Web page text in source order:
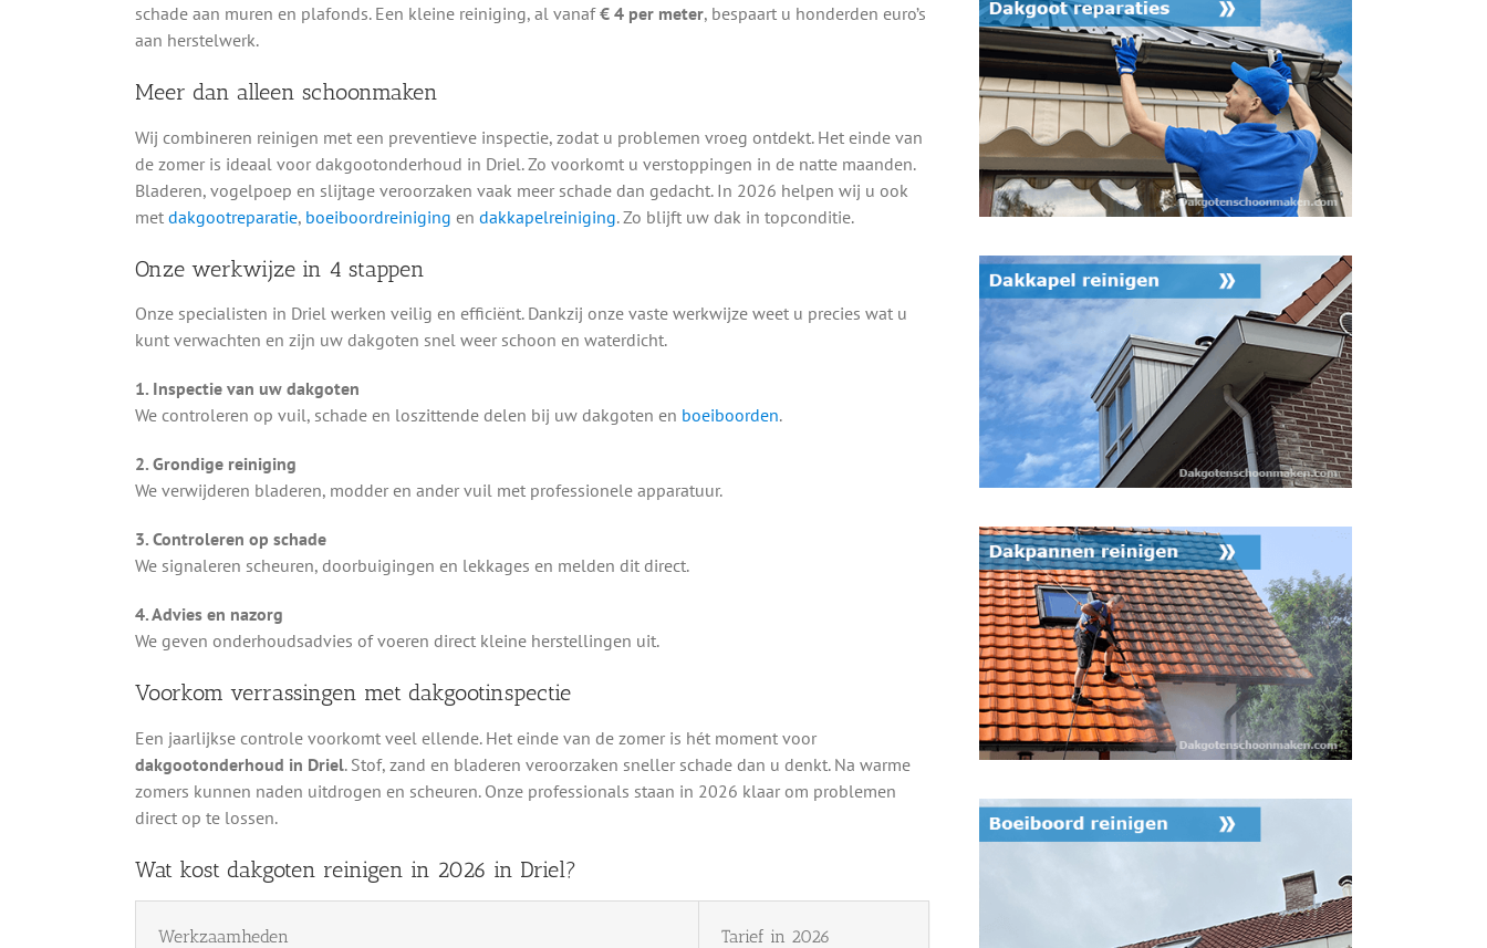
schade aan muren en plafonds. Een kleine reiniging, al vanaf€ 4 per meter, bespaart u honderden euro’s
aan herstelwerk.
Meer dan alleen schoonmaken
Wij combineren reinigen met een preventieve inspectie, zodat u problemen vroeg ontdekt. Het einde van
de zomer is ideaal voor dakgootonderhoud in Driel. Zo voorkomt u verstoppingen in de natte maanden.
Bladeren, vogelpoep en slijtage veroorzaken vaak meer schade dan gedacht. In 2026 helpen wij u ook
met dakgootreparatie, boeiboordreiniging en dakkapelreiniging. Zo blijft uw dak in topconditie.
Onze werkwijze in 4 stappen
Onze specialisten in Driel werken veilig en efficiënt. Dankzij onze vaste werkwijze weet u precies wat u
kunt verwachten en zijn uw dakgoten snel weer schoon en waterdicht.
1. Inspectie van uw dakgoten
We controleren op vuil, schade en loszittende delen bij uw dakgoten en boeiboorden.
2. Grondige reiniging
We verwijderen bladeren, modder en ander vuil met professionele apparatuur.
3. Controleren op schade
We signaleren scheuren, doorbuigingen en lekkages en melden dit direct.
4. Advies en nazorg
We geven onderhoudsadvies of voeren direct kleine herstellingen uit.
Voorkom verrassingen met dakgootinspectie
Een jaarlijkse controle voorkomt veel ellende. Het einde van de zomer is hét moment voor
dakgootonderhoud in Driel. Stof, zand en bladeren veroorzaken sneller schade dan u denkt. Na warme
zomers kunnen naden uitdrogen en scheuren. Onze professionals staan in 2026 klaar om problemen
direct op te lossen.
Wat kost dakgoten reinigen in 2026 in Driel?
Werkzaamheden Tarief in 2026